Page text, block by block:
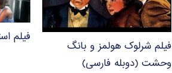
فیلم شرلوک هولمز و بانگ
وحشت (دوبله فارسی)
فیلم